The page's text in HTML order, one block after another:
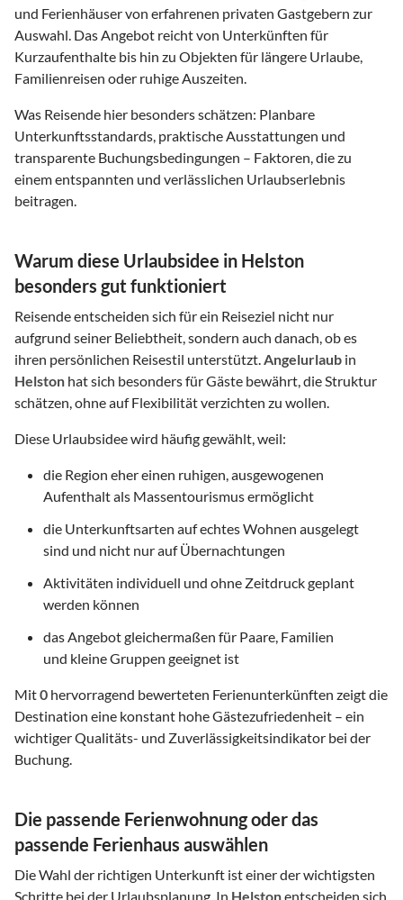
und Ferienhäuser von erfahrenen privaten Gastgebern zur
Auswahl. Das Angebot reicht von Unterkünften für
Kurzaufenthalte bis hin zu Objekten für längere Urlaube,
Familienreisen oder ruhige Auszeiten.
Was Reisende hier besonders schätzen: Planbare
Unterkunftsstandards, praktische Ausstattungen und
transparente Buchungsbedingungen – Faktoren, die zu
einem entspannten und verlässlichen Urlaubserlebnis
beitragen.
Warum diese Urlaubsidee in Helston
besonders gut funktioniert
Reisende entscheiden sich für ein Reiseziel nicht nur
aufgrund seiner Beliebtheit, sondern auch danach, ob es
ihren persönlichen Reisestil unterstützt.Angelurlaub in
Helston hat sich besonders für Gäste bewährt, die Struktur
schätzen, ohne auf Flexibilität verzichten zu wollen.
Diese Urlaubsidee wird häufig gewählt, weil:
die Region eher einen ruhigen, ausgewogenen
Aufenthalt als Massentourismus ermöglicht
die Unterkunftsarten auf echtes Wohnen ausgelegt
sind und nicht nur auf Übernachtungen
Aktivitäten individuell und ohne Zeitdruck geplant
werden können
das Angebot gleichermaßen für Paare, Familien
und kleine Gruppen geeignet ist
Mit0 hervorragend bewerteten Ferienunterkünften zeigt die
Destination eine konstant hohe Gästezufriedenheit – ein
wichtiger Qualitäts- und Zuverlässigkeitsindikator bei der
Buchung.
Die passende Ferienwohnung oder das
passende Ferienhaus auswählen
Die Wahl der richtigen Unterkunft ist einer der wichtigsten
Schritte bei der Urlaubsplanung. In Helstonentscheiden sich